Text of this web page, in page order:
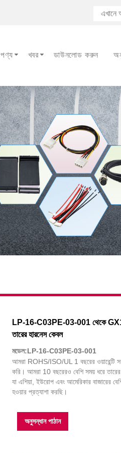
পণ্য খবর ডাউনলোড করুন
LP-16-C03PE-03-001 থেকে GX16
তারের হারনেস কেবল
মডেল:LP-16-C03PE-03-001
আমরা ROHS/ISO/UL 1 বছরের
করি। আমরা 10 বছরেরও বেশি সময় ধরে তারের
যা এশিয়া, ইউরোপ এবং আমেরিকার বাজারের
হওয়ার প্রত্যাশা করছি।
অনুসন্ধান পাঠান